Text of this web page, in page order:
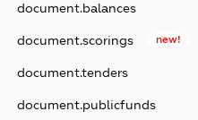
document.balances
document.scorings new!
document.tenders
document.publicfunds